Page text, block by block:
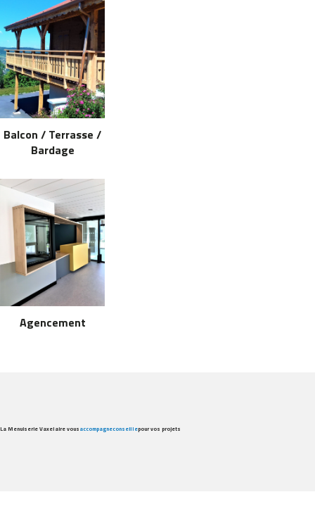
Balcon / Terrasse /
Bardage
Agencement
La Menuiserie Vaxelaire vousaccompagneconseillepour vos projets